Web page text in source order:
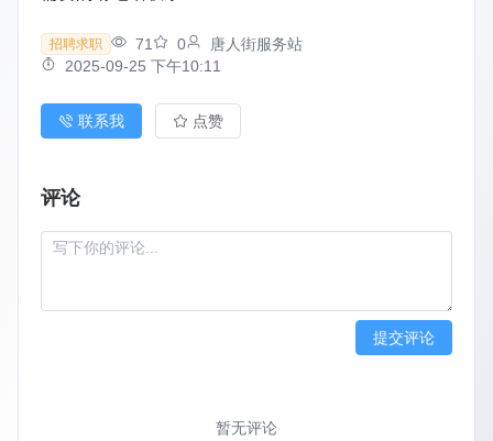
招聘求职 71 0
唐人街服务站
2025-09-25 下午10:11
联系我 点赞
评论
提交评论
暂无评论